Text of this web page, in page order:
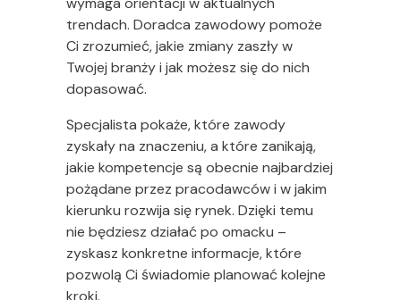
trendach. Doradca zawodowy pomoże
Ci zrozumieć, jakie zmiany zaszły w
Twojej branży i jak możesz się do nich
dopasować.
Specjalista pokaże, które zawody
zyskały na znaczeniu, a które zanikają,
jakie kompetencje są obecnie najbardziej
pożądane przez pracodawców i w jakim
kierunku rozwija się rynek. Dzięki temu
nie będziesz działać po omacku –
zyskasz konkretne informacje, które
pozwolą Ci świadomie planować kolejne
kroki.